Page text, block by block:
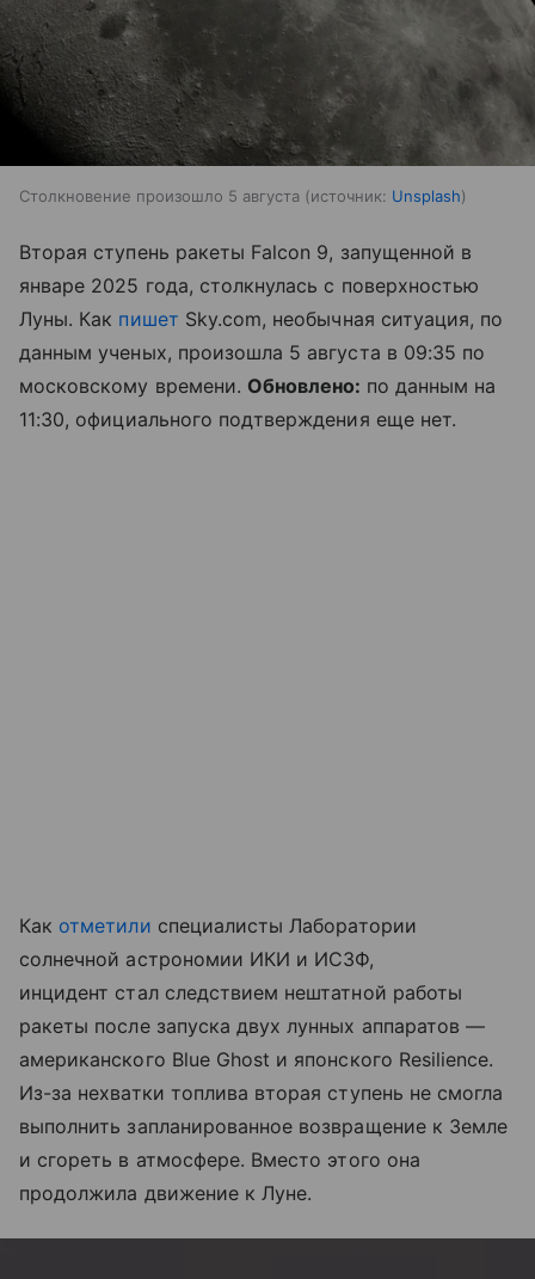
Столкновение произошло 5 августа источник: Unsplash
Вторая ступень ракеты Falcon 9, запущенной в
январе 2025 года, столкнулась с поверхностью
Луны. Как пишет Sky.com, необычная ситуация, по
данным ученых, произошла 5 августа в 09:35 по
московскому времени. Обновлено: по данным на
11:30, официального подтверждения еще нет.
Как отметили специалисты Лаборатории
солнечной астрономии ИКИ и ИСЗФ,
инцидент стал следствием нештатной работы
ракеты после запуска двух лунных аппаратов —
американского Blue Ghost и японского Resilience.
Из-за нехватки топлива вторая ступень не смогла
выполнить запланированное возвращение к Земле
и сгореть в атмосфере. Вместо этого она
продолжила движение к Луне.